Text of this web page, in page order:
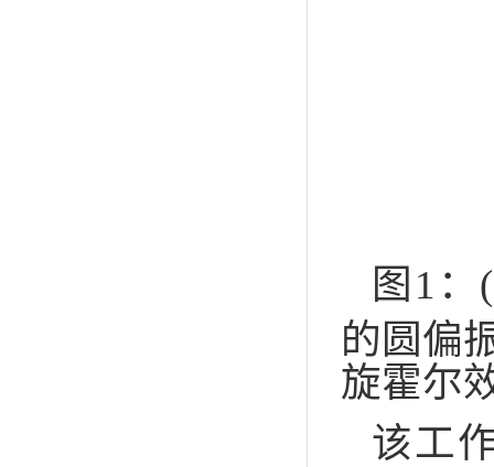
图1：
的圆偏
旋霍尔
该工